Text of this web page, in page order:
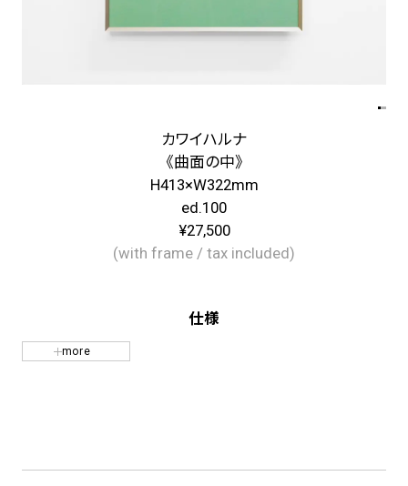
カワイハルナ
《曲面の中》
H413×W322mm
ed.100
¥27,500
(with frame / tax included)
仕様
more